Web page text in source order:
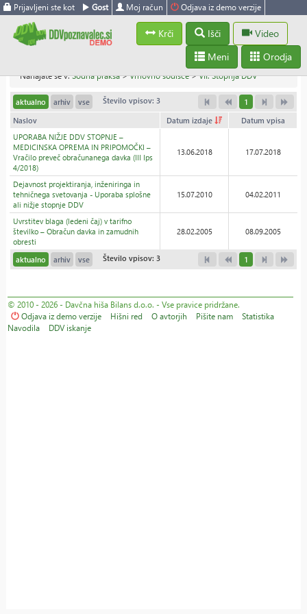
Prijavljeni ste kot Gost Moj račun Odjava iz demo verzije
Krči Išči
Video
Orodja
Meni
Nahajate se v:Sodna praksa>Vrhovno sodišče>VII. Stopnja DDV
aktualno arhiv vse Število vpisov: 3 1
Naslov Datum izdaje
Datum vpisa
UPORABA NIŽJE DDV STOPNJE –
MEDICINSKA OPREMA IN PRIPOMOČKI –
Vračilo preveč obračunanega davka (III Ips
4/2018)
13.06.2018 17.07.2018
Dejavnost projektiranja, inženiringa in
tehničnega svetovanja - Uporaba splošne
ali nižje stopnje DDV
15.07.2010 04.02.2011
Uvrstitev blaga (ledeni čaj) v tarifno
številko – Obračun davka in zamudnih
obresti
28.02.2005 08.09.2005
aktualno arhiv vse Število vpisov: 3 1
© 2010 - 2026 - Davčna hiša Bilans d.o.o. - Vse pravice pridržane.
Odjava iz demo verzije
Hišni red O avtorjih Pišite nam
Statistika
Navodila
DDV iskanje